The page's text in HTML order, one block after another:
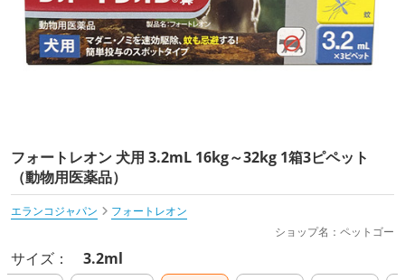
フォートレオン 犬用 3.2mL 16kg～32kg 1箱3ピペット
（動物用医薬品）
エランコジャパン
フォートレオン
ショップ名：ペットゴー
サイズ： 3.2ml